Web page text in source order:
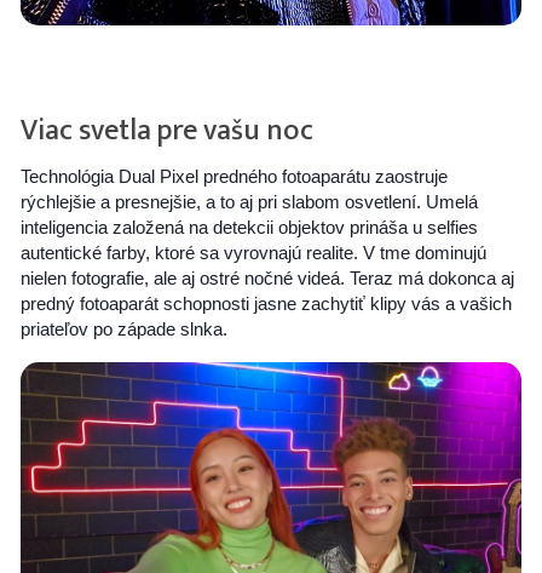
Viac svetla pre vašu noc
Technológia Dual Pixel predného fotoaparátu zaostruje
rýchlejšie a presnejšie, a to aj pri slabom osvetlení. Umelá
inteligencia založená na detekcii objektov prináša u selfies
autentické farby, ktoré sa vyrovnajú realite. V tme dominujú
nielen fotografie, ale aj ostré nočné videá. Teraz má dokonca aj
predný fotoaparát schopnosti jasne zachytiť klipy vás a vašich
priateľov po západe slnka.